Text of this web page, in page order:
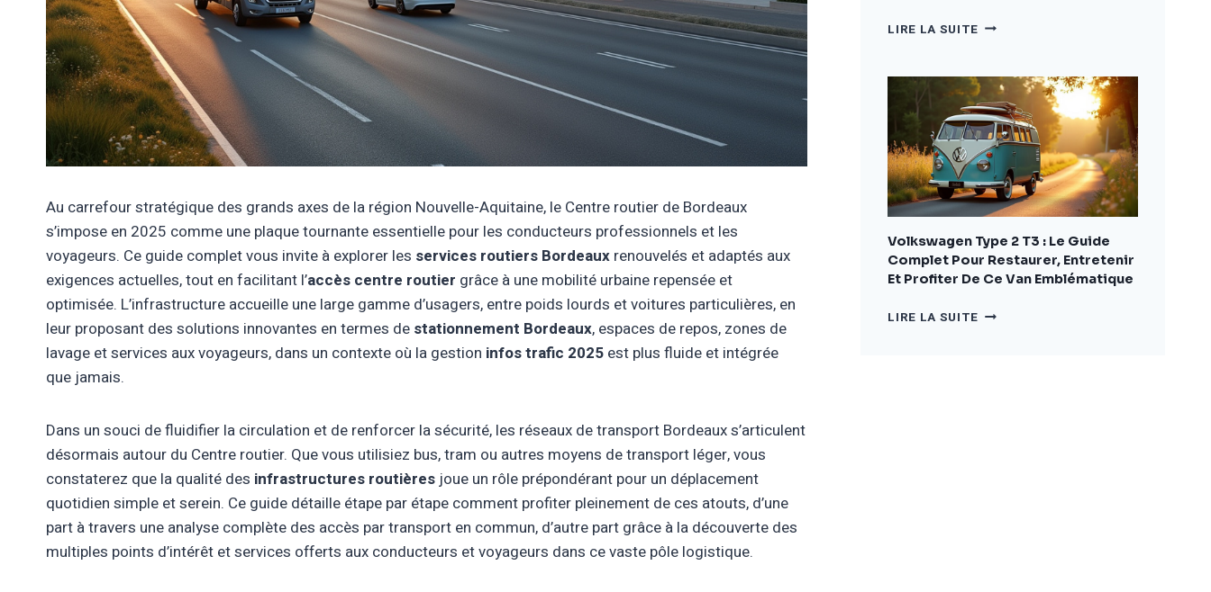
Au carrefour stratégique des grands axes de la région Nouvelle-Aquitaine, le Centre routier de Bordeaux
s’impose en 2025 comme une plaque tournante essentielle pour les conducteurs professionnels et les
voyageurs. Ce guide complet vous invite à explorer les services routiers Bordeaux renouvelés et adaptés aux
exigences actuelles, tout en facilitant l’accès centre routier grâce à une mobilité urbaine repensée et
optimisée. L’infrastructure accueille une large gamme d’usagers, entre poids lourds et voitures particulières, en
leur proposant des solutions innovantes en termes de stationnement Bordeaux, espaces de repos, zones de
lavage et services aux voyageurs, dans un contexte où la gestion infos trafic 2025 est plus fluide et intégrée
que jamais.
Dans un souci de fluidifier la circulation et de renforcer la sécurité, les réseaux de transport Bordeaux s’articulent
désormais autour du Centre routier. Que vous utilisiez bus, tram ou autres moyens de transport léger, vous
constaterez que la qualité des infrastructures routières joue un rôle prépondérant pour un déplacement
quotidien simple et serein. Ce guide détaille étape par étape comment profiter pleinement de ces atouts, d’une
part à travers une analyse complète des accès par transport en commun, d’autre part grâce à la découverte des
multiples points d’intérêt et services offerts aux conducteurs et voyageurs dans ce vaste pôle logistique.
LIRE LA SUITEVAN
GUIDE
COMPLET
POUR
BIEN
CHOISIR
ET
AMÉNAGER
VOTRE
Volkswagen Type 2 T3 : Le Guide
Complet Pour Restaurer, Entretenir
Et Profiter De Ce Van Emblématique
LIRE LA SUITEVOLKSWAGEN